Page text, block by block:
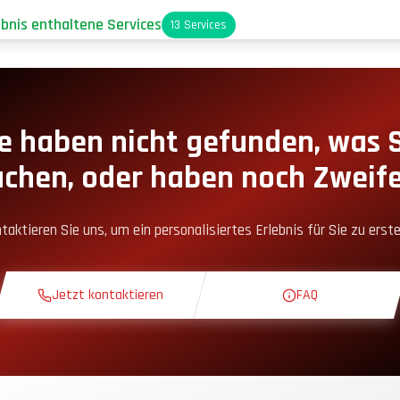
enthaltene Services 13 Services
Ecke
haben nicht gefunden, was
oder haben noch
Sie uns, um ein personalisiertes Erlebnis für Sie zu
Jetzt kontaktieren FAQ